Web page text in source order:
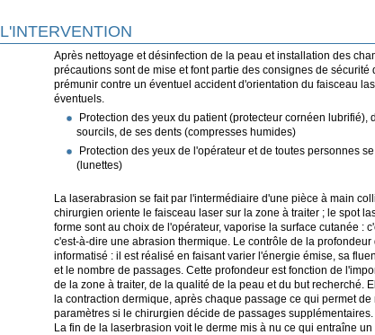
L'INTERVENTION
Après nettoyage et désinfection de la peau et installation des
précautions sont de mise et font partie des consignes de sécurité
prémunir contre un éventuel accident d'orientation du faisceau
éventuels.
Protection des yeux du patient (protecteur cornéen lubrifié),
sourcils, de ses dents (compresses humides)
Protection des yeux de l'opérateur et de toutes personnes
(lunettes)
La laserabrasion se fait par l'intermédiaire d'une pièce à main
chirurgien oriente le faisceau laser sur la zone à traiter ; le spot
forme sont au choix de l'opérateur, vaporise la surface cutanée :
c'est-à-dire une abrasion thermique. Le contrôle de la
informatisé : il est réalisé en faisant varier l'énergie émise, sa
et le nombre de passages. Cette profondeur est fonction de
de la zone à traiter, de la qualité de la peau et du but recherché.
la contraction dermique, après chaque passage ce qui permet
paramètres si le chirurgien décide de passages supplémentaires.
La fin de la laserbrasion voit le derme mis à nu ce qui entraîne